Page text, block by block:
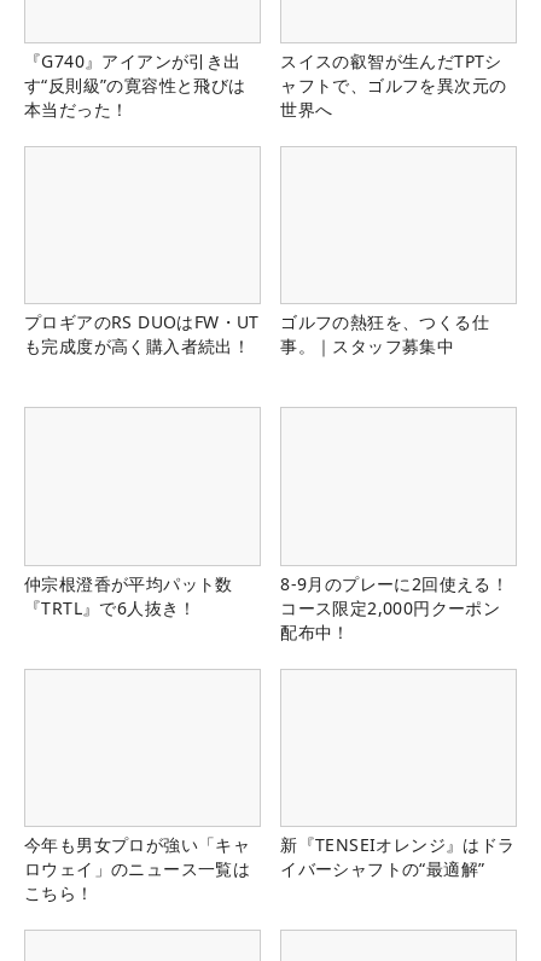
『G740』アイアンが引き出
す“反則級”の寛容性と飛びは
本当だった！
スイスの叡智が生んだTPTシ
ャフトで、ゴルフを異次元の
世界へ
プロギアのRS DUOはFW・UT
も完成度が高く購入者続出！
ゴルフの熱狂を、つくる仕
事。｜スタッフ募集中
仲宗根澄香が平均パット数
『TRTL』で6人抜き！
8-9月のプレーに2回使える！
コース限定2,000円クーポン
配布中！
今年も男女プロが強い「キャ
ロウェイ」のニュース一覧は
こちら！
新『TENSEIオレンジ』はドラ
イバーシャフトの“最適解”